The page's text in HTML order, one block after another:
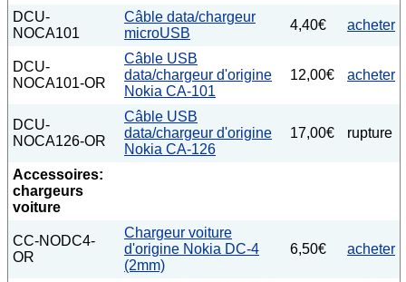
DCU-
NOCA101
Câble data/chargeur
microUSB
4,40€ acheter
DCU-
NOCA101-OR
Câble USB
data/chargeur d'origine
Nokia CA-101
12,00€ acheter
DCU-
NOCA126-OR
Câble USB
data/chargeur d'origine
Nokia CA-126
17,00€ rupture
Accessoires:
chargeurs
voiture
CC-NODC4-
OR
Chargeur voiture
d'origine Nokia DC-4
(2mm)
6,50€ acheter